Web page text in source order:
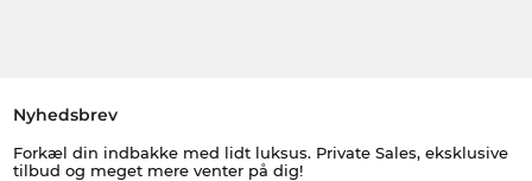
Nyhedsbrev
Forkæl din indbakke med lidt luksus. Private Sales, eksklusive
tilbud og meget mere venter på dig!